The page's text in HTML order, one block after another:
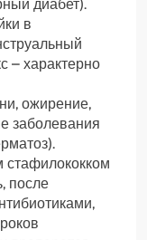
диабет).
в
– характерно
ожирение,
заболевания
стафилококком
после